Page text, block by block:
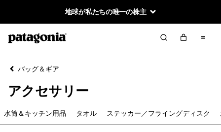
地球が私たちの唯一の株主
絞り込み／並び替え
絞り込み
カテゴリー
水筒＆キッチン用品
タオル
バッグ＆ギア
アクセサリー
水筒＆キッチン用品 タオル ステッカー／フライングディスク